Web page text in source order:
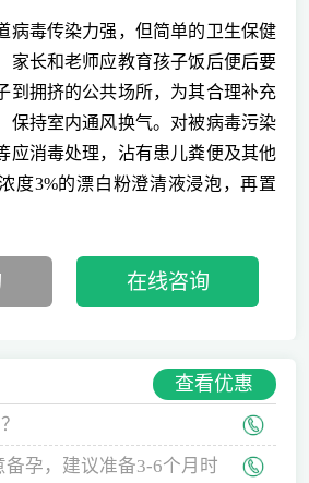
毒传染力强，但简单的卫生保健
家长和老师应教育孩子饭后便后要
到拥挤的公共场所，为其合理补充
保持室内通风换气。对被病毒污染
应消毒处理，沾有患儿粪便及其他
度3%的漂白粉澄清液浸泡，再置
在线咨询
查看优惠
孕，建议准备3-6个月时